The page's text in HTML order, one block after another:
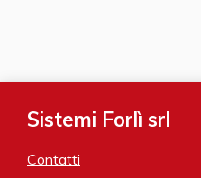
Sistemi Forlì srl
Contatti